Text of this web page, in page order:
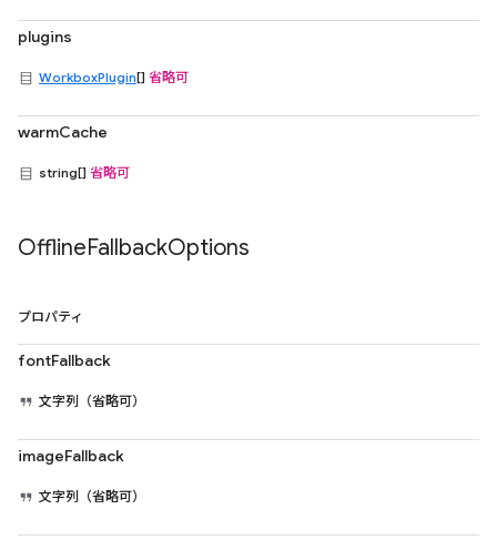
plugins
WorkboxPlugin[] 省略可
warmCache
string[] 省略可
OfflineFallbackOptions
プロパティ
fontFallback
文字列（省略可）
imageFallback
文字列（省略可）